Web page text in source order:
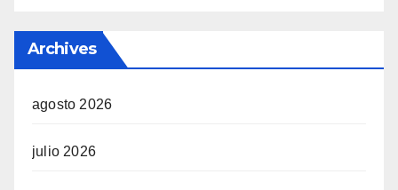
Archives
agosto 2026
julio 2026